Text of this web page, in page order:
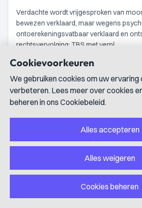
Verdachte wordt vrijgesproken van
bewezen verklaard, maar wegens
ontoerekeningsvatbaar verklaard en
rechtsvervolging; TBS met verpl…
Instantie:Rechtbank Noord-Nederland
Datum:7 juli 2026
Titel:Ontslag van rechtsvervolging
ontoerekeningsvatbaarheid en oplegging
dwangverpleging na bewezenverklaring
mishandelingen
Verdachte wordt ontslagen van alle
wegens volledige
bewezenverklaring van doodslag en
Cookievoorkeuren
We gebruiken cookies om uw
verbeteren. Lees meer over cookies
beheren in ons Cookiebeleid.
Alles accepteren
Alles weigeren
Cookies beheren